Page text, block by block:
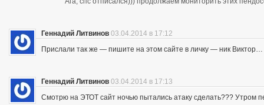
Геннадий Литвинов 03.04.2014 в 17:12
Прислали так же — пишите на этом сайте в личку — ник Виктор…
Геннадий Литвинов 03.04.2014 в 17:13
Смотрю на ЭТОТ сайт ночью пытались атаку сделать??? Утром